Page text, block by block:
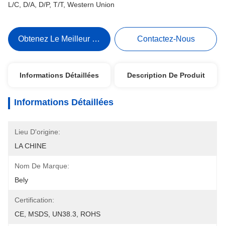
L/C, D/A, D/P, T/T, Western Union
Obtenez Le Meilleur Prix Contactez-Nous
Informations Détaillées Description De Produit
Informations Détaillées
Lieu D'origine:
LA CHINE
Nom De Marque:
Bely
Certification:
CE, MSDS, UN38.3, ROHS